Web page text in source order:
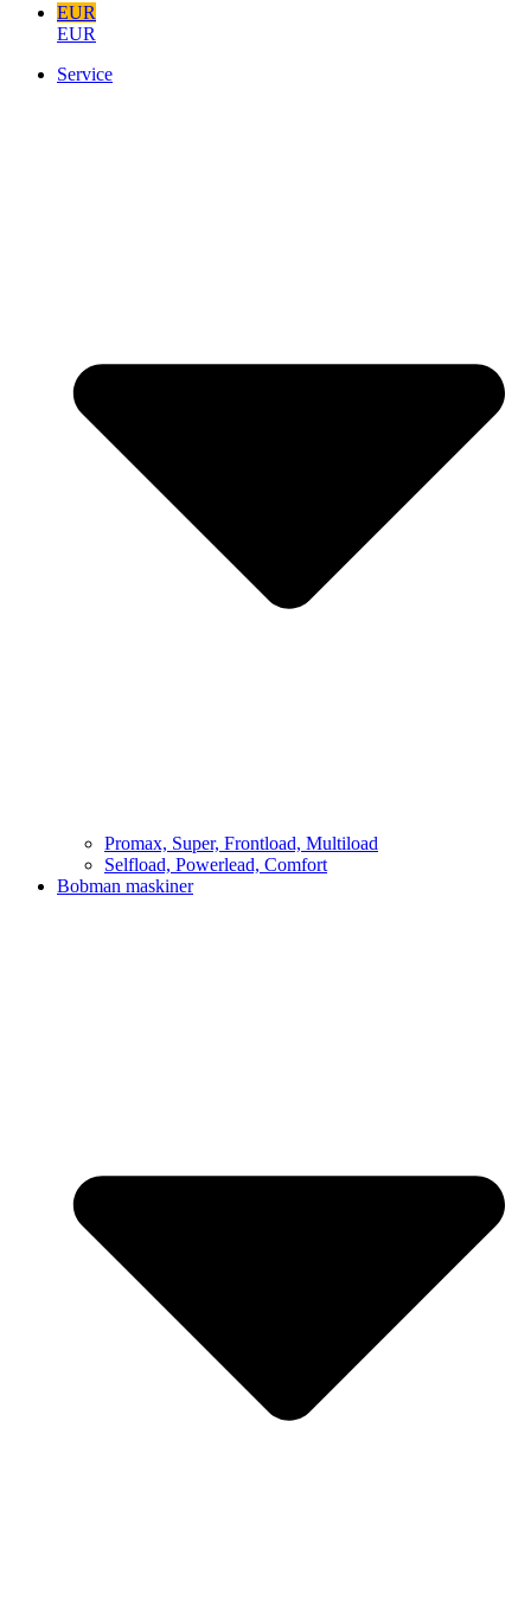
EUR
EUR
Service
Promax, Super, Frontload, Multiload
Selfload, Powerlead, Comfort
Bobman maskiner